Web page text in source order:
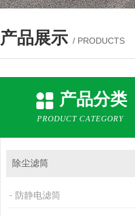
产品展示 / PRODUCTS
产品分类
PRODUCT CATEGORY
除尘滤筒
防静电滤筒